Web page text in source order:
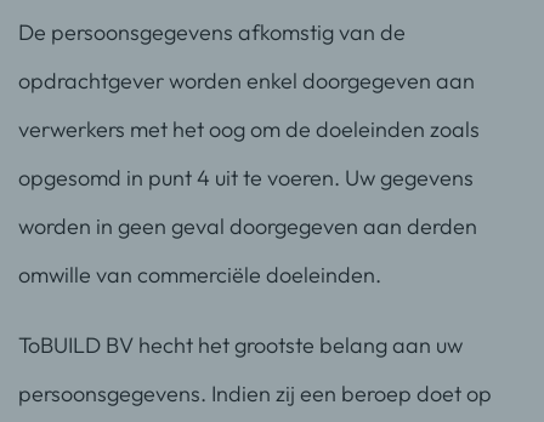
De persoonsgegevens afkomstig van de
opdrachtgever worden enkel doorgegeven aan
verwerkers met het oog om de doeleinden zoals
opgesomd in punt 4 uit te voeren. Uw gegevens
worden in geen geval doorgegeven aan derden
omwille van commerciële doeleinden.
ToBUILD BV hecht het grootste belang aan uw
persoonsgegevens. Indien zij een beroep doet op